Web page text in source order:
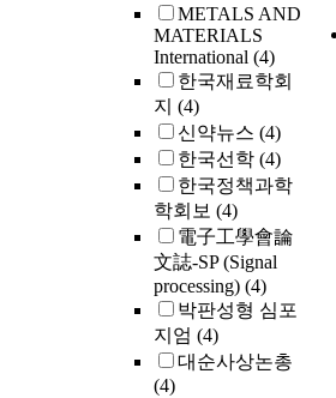
METALS AND
MATERIALS
International (4)
한국재료학회
지 (4)
신약뉴스 (4)
한국선학 (4)
한국정책과학
학회보 (4)
電子工學會論
文誌-SP (Signal
processing) (4)
박판성형 심포
지엄 (4)
대순사상논총
(4)